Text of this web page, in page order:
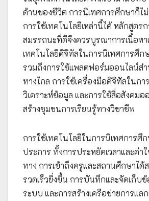
ด้านของชีวิต การนิเทศการศึกษาก็ไม่
การใช้เทคโนโลยีเหล่านี้ได้ หลักสูตร
สมรรถนะที่ดีจึงควรบูรณาการเนื้อหา
เทคโนโลยีดิจิทัลในการนิเทศการศึก
รวมถึงการใช้แพลตฟอร์มออนไลน์ส
ทางไกล การใช้เครื่องมือดิจิทัลในก
วิเคราะห์ข้อมูล และการใช้สื่อสังคมอ
สร้างชุมชนการเรียนรู้ทางวิชาชีพ
การใช้เทคโนโลยีในการนิเทศการศึ
ประการ ทั้งการประหยัดเวลาและค่า
ทาง การเข้าถึงครูและสถานศึกษาได้
รวดเร็วยิ่งขึ้น การบันทึกและจัดเก็บข้
ระบบ และการสร้างเครือข่ายการแล